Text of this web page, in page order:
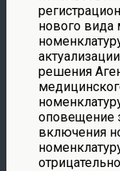
нового вида
решения
оповещение
включения